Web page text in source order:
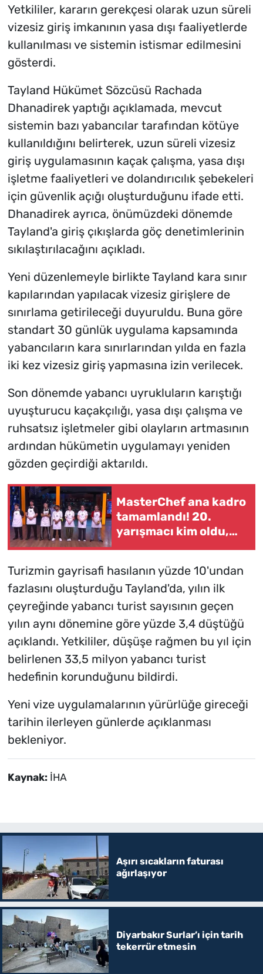
Yetkililer, kararın gerekçesi olarak uzun süreli
vizesiz giriş imkanının yasa dışı faaliyetlerde
kullanılması ve sistemin istismar edilmesini
gösterdi.
Tayland Hükümet Sözcüsü Rachada
Dhanadirek yaptığı açıklamada, mevcut
sistemin bazı yabancılar tarafından kötüye
kullanıldığını belirterek, uzun süreli vizesiz
giriş uygulamasının kaçak çalışma, yasa dışı
işletme faaliyetleri ve dolandırıcılık şebekeleri
için güvenlik açığı oluşturduğunu ifade etti.
Dhanadirek ayrıca, önümüzdeki dönemde
Tayland'a giriş çıkışlarda göç denetimlerinin
sıkılaştırılacağını açıkladı.
Yeni düzenlemeyle birlikte Tayland kara sınır
kapılarından yapılacak vizesiz girişlere de
sınırlama getirileceği duyuruldu. Buna göre
standart 30 günlük uygulama kapsamında
yabancıların kara sınırlarından yılda en fazla
iki kez vizesiz giriş yapmasına izin verilecek.
Son dönemde yabancı uyrukluların karıştığı
uyuşturucu kaçakçılığı, yasa dışı çalışma ve
ruhsatsız işletmeler gibi olayların artmasının
ardından hükümetin uygulamayı yeniden
gözden geçirdiği aktarıldı.
MasterChef ana kadro
tamamlandı! 20.
yarışmacı kim oldu,
Turizmin gayrisafi hasılanın yüzde 10'undan
fazlasını oluşturduğu Tayland'da, yılın ilk
çeyreğinde yabancı turist sayısının geçen
yılın aynı dönemine göre yüzde 3,4 düştüğü
açıklandı. Yetkililer, düşüşe rağmen bu yıl için
belirlenen 33,5 milyon yabancı turist
hedefinin korunduğunu bildirdi.
Yeni vize uygulamalarının yürürlüğe gireceği
tarihin ilerleyen günlerde açıklanması
bekleniyor.
Kaynak: İHA
Aşırı sıcakların faturası
ağırlaşıyor
Diyarbakır Surlar’ı için tarih
tekerrür etmesin